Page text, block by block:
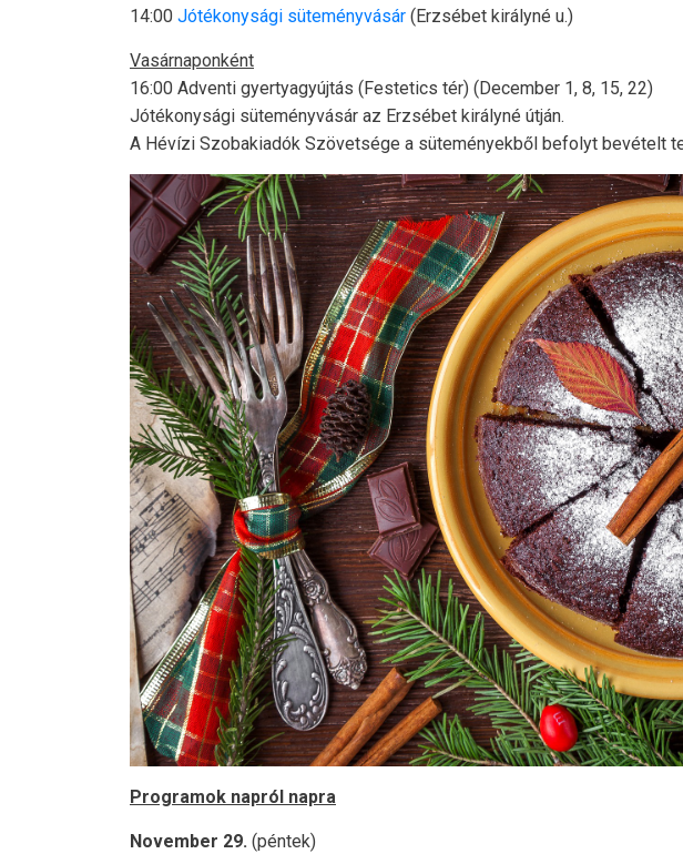
14:00 Jótékonysági süteményvásár (Erzsébet királyné u.)
Vasárnaponként
16:00 Adventi gyertyagyújtás (Festetics tér) (December 1, 8, 15, 22)
Jótékonysági süteményvásár az Erzsébet királyné útján.
A Hévízi Szobakiadók Szövetsége a süteményekből befolyt bevételt
Programok napról napra
November 29. (péntek)